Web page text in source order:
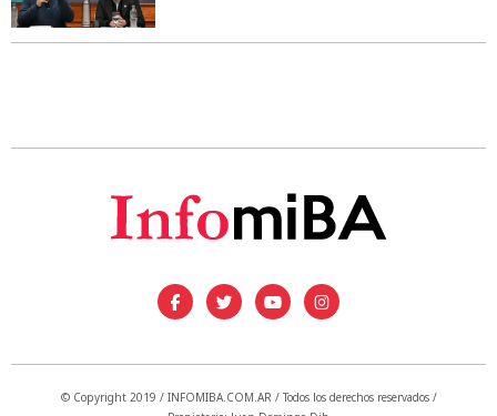
© Copyright 2019 / INFOMIBA.COM.AR / Todos los derechos reservados /